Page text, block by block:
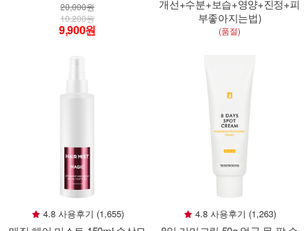
20,000원
10,200원
9,900원
개선+수분+보습+영양+진정+피
부좋아지는법)
(품절)
4.8 사용후기 (1,655) 4.8 사용후기 (1,263)